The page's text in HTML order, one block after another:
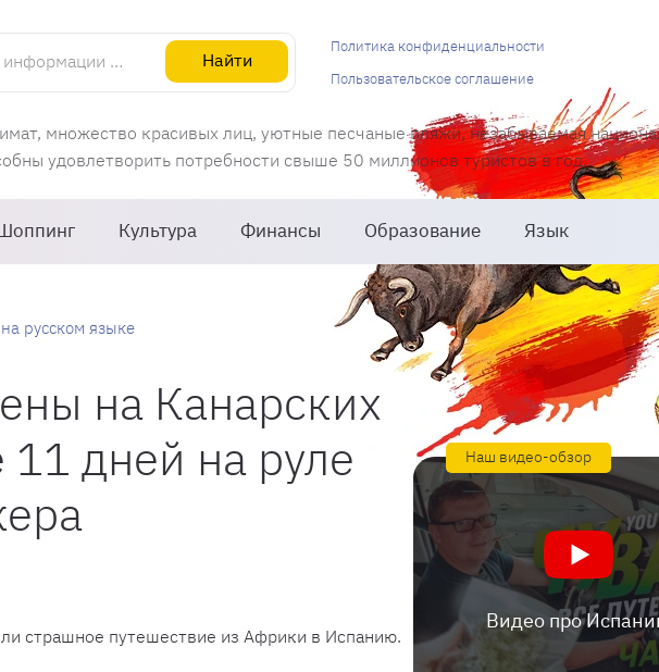
об Испании
Найти
множество красивых лиц, уютные песчаные пляжи, незабываемая
удовлетворить потребности свыше 50 миллионов туристов в год.
Культура Финансы Образование Язык
Политика конфиденциальности
Пользовательское соглашение
русском языке
на Канарских
11 дней на руле
страшное путешествие из Африки в Испанию.
Наш видео-обзор
Видео про